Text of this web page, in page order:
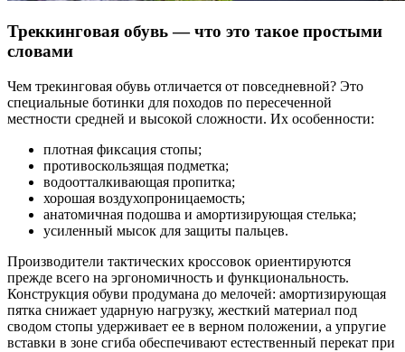
Треккинговая обувь — что это такое простыми
словами
Чем трекинговая обувь отличается от повседневной? Это
специальные ботинки для походов по пересеченной
местности средней и высокой сложности. Их особенности:
плотная фиксация стопы;
противоскользящая подметка;
водоотталкивающая пропитка;
хорошая воздухопроницаемость;
анатомичная подошва и амортизирующая стелька;
усиленный мысок для защиты пальцев.
Производители тактических кроссовок ориентируются
прежде всего на эргономичность и функциональность.
Конструкция обуви продумана до мелочей: амортизирующая
пятка снижает ударную нагрузку, жесткий материал под
сводом стопы удерживает ее в верном положении, а упругие
вставки в зоне сгиба обеспечивают естественный перекат при